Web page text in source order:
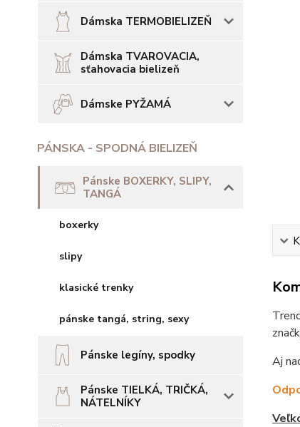
Dámska TERMOBIELIZEŇ
Dámska TVAROVACIA,
sťahovacia bielizeň
Dámske PYŽAMÁ
PÁNSKA - SPODNÁ BIELIZEŇ
Pánske BOXERKY, SLIPY,
TANGÁ
boxerky
slipy
klasické trenky
pánske tangá, string, sexy
Pánske legíny, spodky
Pánske TIELKÁ, TRIČKÁ,
NÁTELNÍKY
Aj